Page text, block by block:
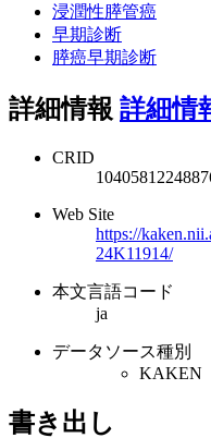
浸潤性膵管癌
早期診断
膵癌早期診断
詳細情報 詳細情
CRID
Web Site
https://
24K11914/
本文言語コード
ja
データソース種別
KAKEN
書き出し